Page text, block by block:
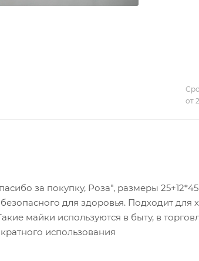
от
за покупку, Роза", размеры
для здоровья. Подходит для
майки используются в быту, в
использования